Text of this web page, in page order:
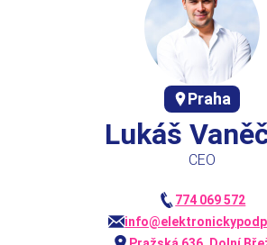
Praha
Lukáš
CEO
774 069 572